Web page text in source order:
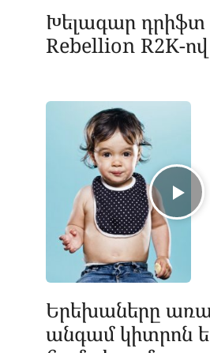
Խելագար դրիֆտ
Rebellion R2K-
Երեխաները
անգամ կիտրոն